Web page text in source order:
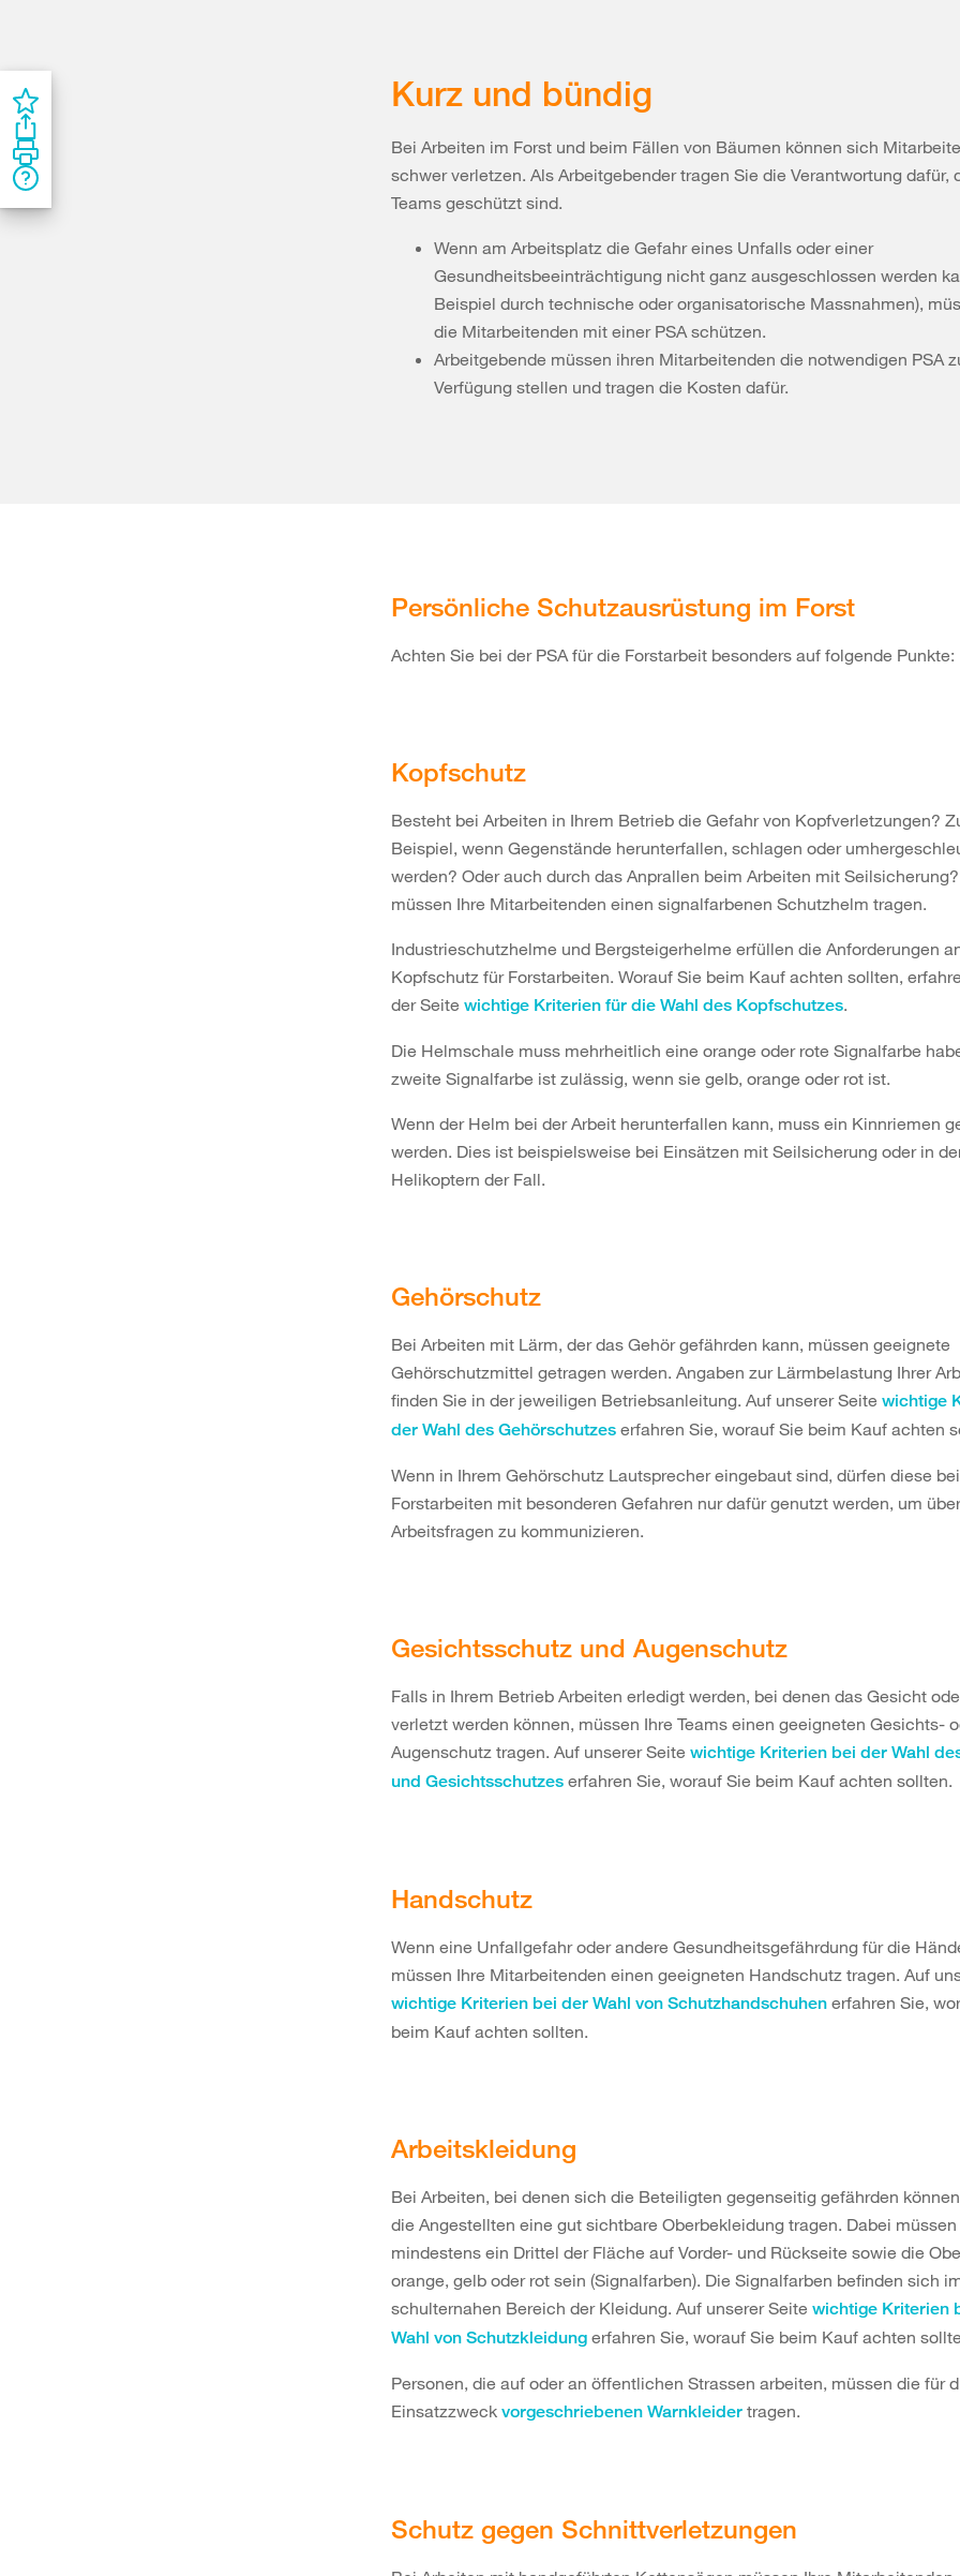
Kurz und bündig
Bei Arbeiten im Forst und beim Fällen von Bäumen können sich
schwer verletzen. Als Arbeitgebender tragen Sie die Verantwortung dafür,
Teams geschützt sind.
Wenn am Arbeitsplatz die Gefahr eines Unfalls oder einer
Gesundheitsbeeinträchtigung nicht ganz ausgeschlossen werden
Beispiel durch technische oder organisatorische Massnahmen),
die Mitarbeitenden mit einer PSA schützen.
Arbeitgebende müssen ihren Mitarbeitenden die notwendigen PSA
Verfügung stellen und tragen die Kosten dafür.
Persönliche Schutzausrüstung im Forst
Achten Sie bei der PSA für die Forstarbeit besonders auf folgende Punkte:
Kopfschutz
Besteht bei Arbeiten in Ihrem Betrieb die Gefahr von Kopfverletzungen?
Beispiel, wenn Gegenstände herunterfallen, schlagen oder
werden? Oder auch durch das Anprallen beim Arbeiten mit
müssen Ihre Mitarbeitenden einen signalfarbenen Schutzhelm tragen.
Industrieschutzhelme und Bergsteigerhelme erfüllen die Anforderungen
Kopfschutz für Forstarbeiten. Worauf Sie beim Kauf achten sollten,
der Seite wichtige Kriterien für die Wahl des Kopfschutzes.
Die Helmschale muss mehrheitlich eine orange oder rote Signalfarbe
zweite Signalfarbe ist zulässig, wenn sie gelb, orange oder rot ist.
Wenn der Helm bei der Arbeit herunterfallen kann, muss ein Kinnriemen
werden. Dies ist beispielsweise bei Einsätzen mit Seilsicherung oder in
Helikoptern der Fall.
Gehörschutz
Bei Arbeiten mit Lärm, der das Gehör gefährden kann, müssen geeignete
Gehörschutzmittel getragen werden. Angaben zur Lärmbelastung Ihrer
finden Sie in der jeweiligen Betriebsanleitung. Auf unserer Seite wichtige
der Wahl des Gehörschutzes erfahren Sie, worauf Sie beim Kauf achten
Wenn in Ihrem Gehörschutz Lautsprecher eingebaut sind, dürfen diese bei
Forstarbeiten mit besonderen Gefahren nur dafür genutzt werden, um
Arbeitsfragen zu kommunizieren.
Gesichtsschutz und Augenschutz
Falls in Ihrem Betrieb Arbeiten erledigt werden, bei denen das Gesicht
verletzt werden können, müssen Ihre Teams einen geeigneten Gesichts-
Augenschutz tragen. Auf unserer Seite wichtige Kriterien bei der Wahl
und Gesichtsschutzes erfahren Sie, worauf Sie beim Kauf achten sollten.
Handschutz
Wenn eine Unfallgefahr oder andere Gesundheitsgefährdung für die
müssen Ihre Mitarbeitenden einen geeigneten Handschutz tragen. Auf
wichtige Kriterien bei der Wahl von Schutzhandschuhen erfahren Sie,
beim Kauf achten sollten.
Arbeitskleidung
Bei Arbeiten, bei denen sich die Beteiligten gegenseitig gefährden
die Angestellten eine gut sichtbare Oberbekleidung tragen. Dabei müssen
mindestens ein Drittel der Fläche auf Vorder- und Rückseite sowie die
orange, gelb oder rot sein (Signalfarben). Die Signalfarben befinden sich
schulternahen Bereich der Kleidung. Auf unserer Seite wichtige Kriterien
Wahl von Schutzkleidung erfahren Sie, worauf Sie beim Kauf achten
Personen, die auf oder an öffentlichen Strassen arbeiten, müssen die für
Einsatzzweck vorgeschriebenen Warnkleider tragen.
Schutz gegen Schnittverletzungen